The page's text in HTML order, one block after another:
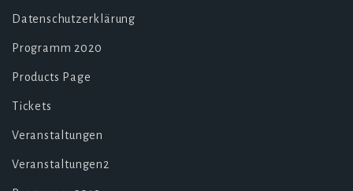
Datenschutzerklärung
Programm 2020
Products Page
Tickets
Veranstaltungen
Veranstaltungen2